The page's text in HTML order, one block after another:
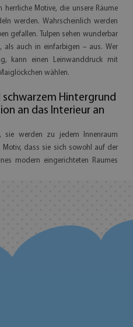
herrliche Motive, die unsere Räume
werden. Wahrscheinlich werden
gefallen. Tulpen sehen wunderbar
als auch in einfarbigen – aus. Wer
kann einen Leinwanddruck mit
wählen.
Hintergrund
an das Interieur an
sie werden zu jedem Innenraum
Motiv, dass sie sich sowohl auf der
modern eingerichteten Raumes